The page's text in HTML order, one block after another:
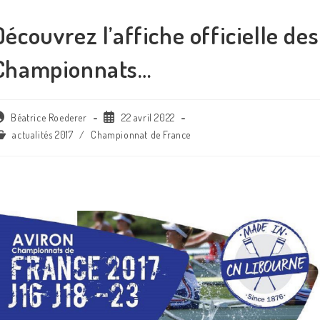
l’affiche officielle des
autrice
Béatrice Roederer
Publication
publiée :
22 avril 2022
actualités 2017 / Championnat de France